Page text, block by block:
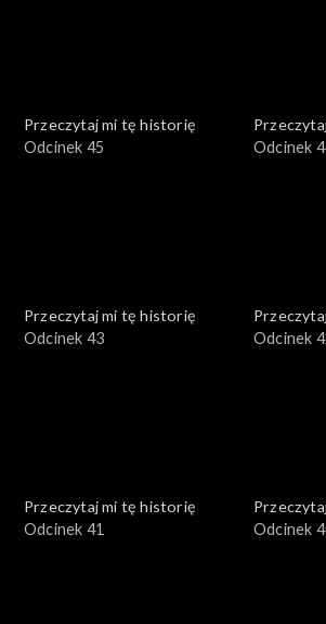
Przeczytaj mi tę historię
Odcinek 45
Odcinek
Przeczytaj mi tę historię
Odcinek 43
Odcinek
Przeczytaj mi tę historię
Odcinek 41
Odcinek